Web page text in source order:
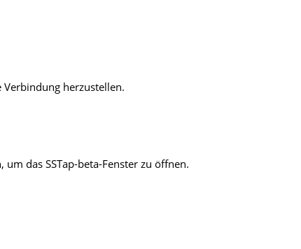
Verbindung herzustellen.
das SSTap-beta-Fenster zu öffnen.